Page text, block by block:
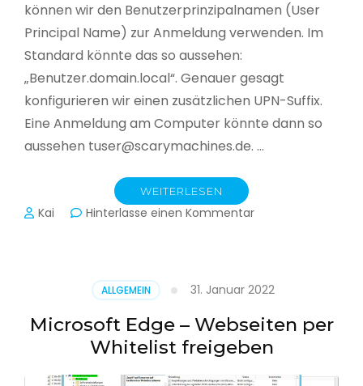
können wir den Benutzerprinzipalnamen (User
Principal Name) zur Anmeldung verwenden. Im
Standard könnte das so aussehen:
„Benutzer.domain.local“. Genauer gesagt
konfigurieren wir einen zusätzlichen UPN-Suffix.
Eine Anmeldung am Computer könnte dann so
aussehen tuser@scarymachines.de. …
WEITERLESEN
Kai Hinterlasse einen Kommentarzu
(UPN)
im
Active
Directory
ALLGEMEIN 31. Januar 2022
Microsoft Edge – Webseiten per
Whitelist freigeben